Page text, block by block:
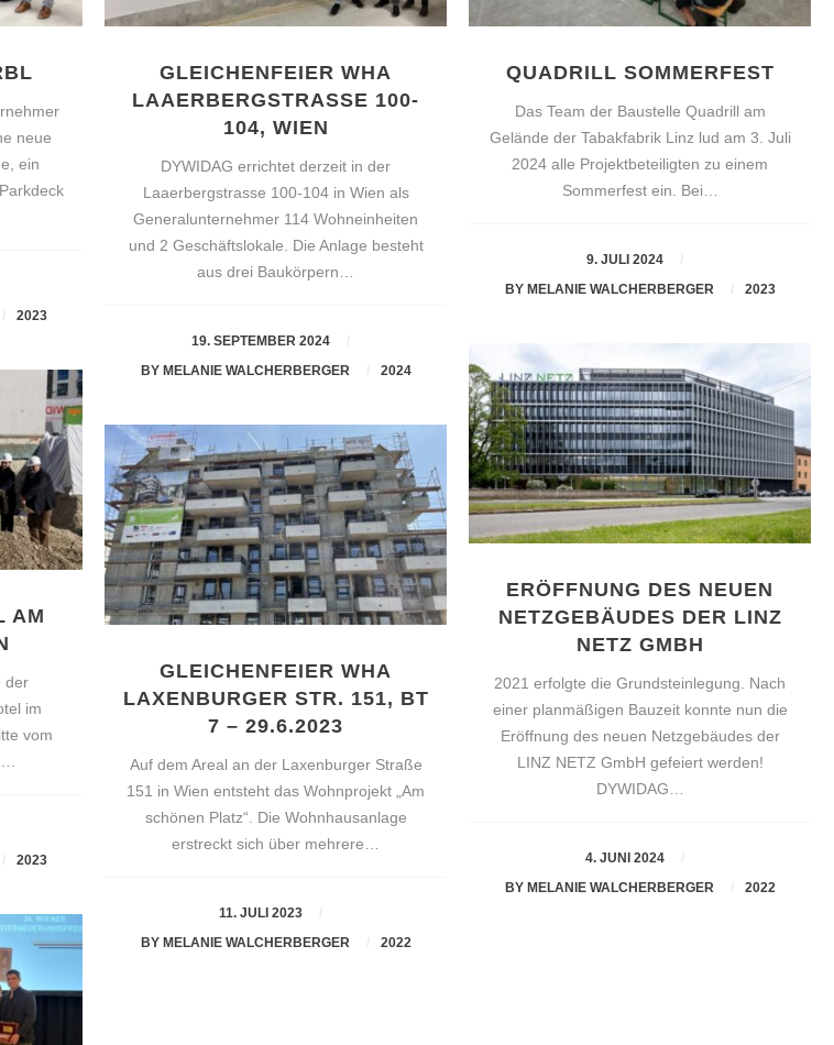
neue
ein
2023
GLEICHENFEIER WHA
LAAERBERGSTRASSE 100-1
04, WIEN
DYWIDAG errichtet derzeit in der
Laaerbergstrasse 100-104 in Wien als
Generalunternehmer 114 Wohneinheiten
und 2 Geschäftslokale. Die Anlage besteht
aus drei Baukörpern…
19. SEPTEMBER 2024
BYMELANIE WALCHERBERGER 2024
QUADRILL SOMMERFEST
Das Team der Baustelle Quadrill am
Gelände der Tabakfabrik Linz lud am 3. Juli
2024 alle Projektbeteiligten zu einem
Sommerfest ein. Bei…
9. JULI 2024
BYMELANIE WALCHERBERGER 2023
ERÖFFNUNG DES NEUEN
NETZGEBÄUDES DER LINZ
NETZ GMBH
2021 erfolgte die Grundsteinlegung. Nach
einer planmäßigen Bauzeit konnte nun die
Eröffnung des neuen Netzgebäudes der
LINZ NETZ GmbH gefeiert werden!
DYWIDAG…
4. JUNI 2024
BYMELANIE WALCHERBERGER 2022
AM
der
im
vom
2023
GLEICHENFEIER WHA
LAXENBURGER STR. 151, BT
7 – 29.6.2023
Auf dem Areal an der Laxenburger Straße
151 in Wien entsteht das Wohnprojekt „Am
schönen Platz“. Die Wohnhausanlage
erstreckt sich über mehrere…
11. JULI 2023
BYMELANIE WALCHERBERGER 2022